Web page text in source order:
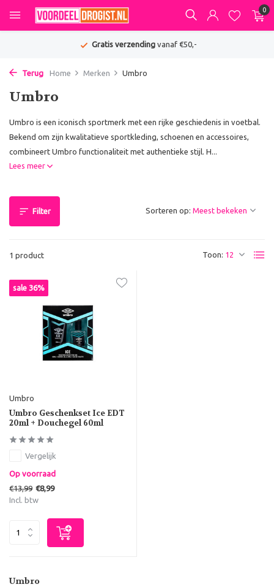
0
Gratis verzendingvanaf €50,-
Terug Home Merken Umbro
Umbro
Umbro is een iconisch sportmerk met een rijke geschiedenis in voetbal.
Bekend om zijn kwalitatieve sportkleding, schoenen en accessoires,
combineert Umbro functionaliteit met authentieke stijl. H...
Lees meer
Filter
1 product Toon:
Sorteren op:
sale 36%
Umbro
Umbro Geschenkset Ice EDT
20ml + Douchegel 60ml
Vergelijk
Op voorraad
€13,99 €8,99
Incl. btw
Umbro